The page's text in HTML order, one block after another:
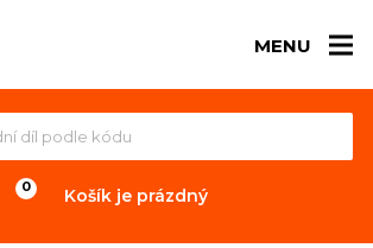
MENU
Košík je prázdný